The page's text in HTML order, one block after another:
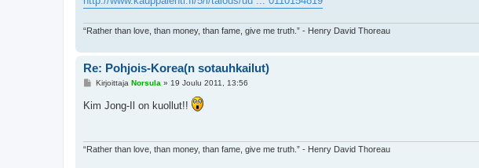
“Rather than love, than money, than fame, give me truth.” - Henry David Thoreau
Re: Pohjois-Korea(n sotauhkailut)
V
s
Kirjoittaja Norsula» 19 Joulu 2011, 13:56
Kim Jong-Il on kuollut!!
“Rather than love, than money, than fame, give me truth.” - Henry David Thoreau